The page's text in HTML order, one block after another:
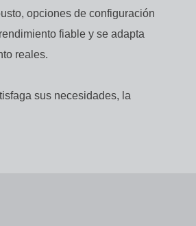
opciones de configuración
fiable y se adapta
reales.
sus necesidades, la